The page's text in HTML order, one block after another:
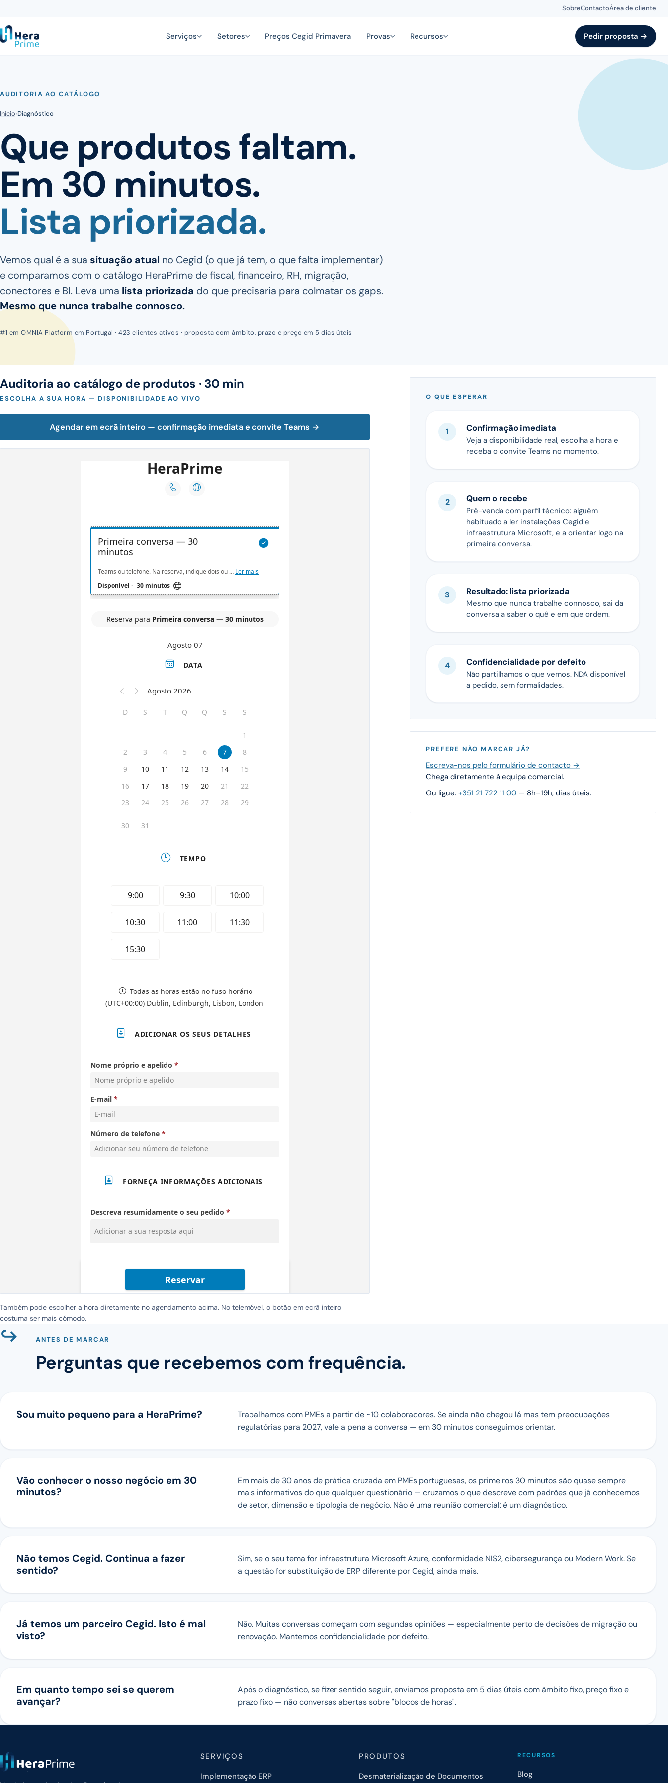
SobreContactoÁrea de cliente
Serviços Setores Preços Cegid Primavera Provas Recursos Pedir proposta →
AUDITORIA AO CATÁLOGO
Início›Diagnóstico
Que produtos faltam.
Em 30 minutos.
Lista priorizada.
Vemos qual é a sua situação atual no Cegid (o que já tem, o que falta implementar)
e comparamos com o catálogo HeraPrime de fiscal, financeiro, RH, migração,
conectores e BI. Leva uma lista priorizada do que precisaria para colmatar os gaps.
Mesmo que nunca trabalhe connosco.
#1 em OMNIA Platform em Portugal · 423 clientes ativos · proposta com âmbito, prazo e preço em 5 dias úteis
Auditoria ao catálogo de produtos · 30 min
ESCOLHA A SUA HORA — DISPONIBILIDADE AO VIVO
Agendar em ecrã inteiro — confirmação imediata e convite Teams →
Também pode escolher a hora diretamente no agendamento acima. No telemóvel, o botão em ecrã inteiro
costuma ser mais cómodo.
O QUE ESPERAR
Confirmação imediata
Veja a disponibilidade real, escolha a hora e
receba o convite Teams no momento.
Quem o recebe
Pré-venda com perfil técnico: alguém
habituado a ler instalações Cegid e
infraestrutura Microsoft, e a orientar logo na
primeira conversa.
Resultado: lista priorizada
Mesmo que nunca trabalhe connosco, sai da
conversa a saber o quê e em que ordem.
Confidencialidade por defeito
Não partilhamos o que vemos. NDA disponível
a pedido, sem formalidades.
PREFERE NÃO MARCAR JÁ?
Escreva-nos pelo formulário de contacto →
Chega diretamente à equipa comercial.
Ou ligue:+351 21 722 11 00 — 8h–19h, dias úteis.
↪ ANTES DE MARCAR
Perguntas que recebemos com frequência.
Sou muito pequeno para a HeraPrime?
Trabalhamos com PMEs a partir de ~10 colaboradores. Se ainda não chegou lá mas tem preocupações
regulatórias para 2027, vale a pena a conversa — em 30 minutos conseguimos orientar.
Vão conhecer o nosso negócio em 30
minutos?
Em mais de 30 anos de prática cruzada em PMEs portuguesas, os primeiros 30 minutos são quase sempre
mais informativos do que qualquer questionário — cruzamos o que descreve com padrões que já conhecemos
de setor, dimensão e tipologia de negócio. Não é uma reunião comercial: é um diagnóstico.
Não temos Cegid. Continua a fazer
sentido?
Sim, se o seu tema for infraestrutura Microsoft Azure, conformidade NIS2, cibersegurança ou Modern Work. Se
a questão for substituição de ERP diferente por Cegid, ainda mais.
Já temos um parceiro Cegid. Isto é mal
visto?
Não. Muitas conversas começam com segundas opiniões — especialmente perto de decisões de migração ou
renovação. Mantemos confidencialidade por defeito.
Em quanto tempo sei se querem
avançar?
Após o diagnóstico, se fizer sentido seguir, enviamos proposta em 5 dias úteis com âmbito fixo, preço fixo e
prazo fixo — não conversas abertas sobre "blocos de horas".
SERVIÇOS
Implementação ERP
PRODUTOS
Desmaterialização de Documentos
RECURSOS
Blog